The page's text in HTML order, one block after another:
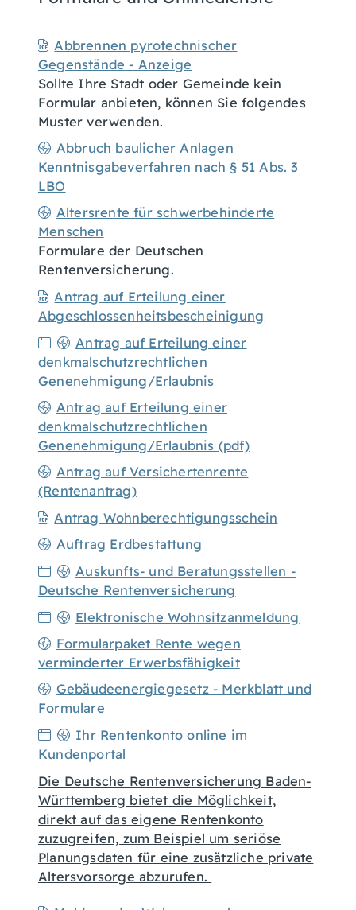
Abbrennen pyrotechnischer
Gegenstände - Anzeige
Sollte Ihre Stadt oder Gemeinde kein
Formular anbieten, können Sie folgendes
Muster verwenden.
Abbruch baulicher Anlagen
Kenntnisgabeverfahren nach § 51 Abs. 3
LBO
Altersrente für schwerbehinderte
Menschen
Formulare der Deutschen
Rentenversicherung.
Antrag auf Erteilung einer
Abgeschlossenheitsbescheinigung
Antrag auf Erteilung einer
denkmalschutzrechtlichen
Genenehmigung/Erlaubnis
Antrag auf Erteilung einer
denkmalschutzrechtlichen
Genenehmigung/Erlaubnis (pdf)
Antrag auf Versichertenrente
(Rentenantrag)
Antrag Wohnberechtigungsschein
Auftrag Erdbestattung
Auskunfts- und Beratungsstellen -
Deutsche Rentenversicherung
Elektronische Wohnsitzanmeldung
Formularpaket Rente wegen
verminderter Erwerbsfähigkeit
Gebäudeenergiegesetz - Merkblatt und
Formulare
Ihr Rentenkonto online im
Kundenportal
Die Deutsche Rentenversicherung Baden-
Württemberg bietet die Möglichkeit,
direkt auf das eigene Rentenkonto
zuzugreifen, zum Beispiel um seriöse
Planungsdaten für eine zusätzliche private
Altersvorsorge abzurufen.